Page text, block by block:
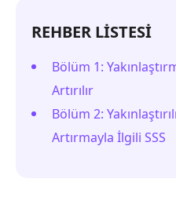
REHBER LİSTESİ
Bölüm 1:
Artırılır
Bölüm 2:
Artırmayla İlgili SSS